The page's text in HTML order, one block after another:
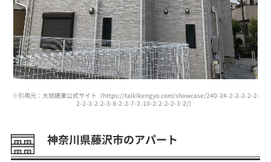
※引用元：大旭建業公式サイト（https://taikikengyo.com/showcase/240-24-2-2-2-2-2-
2-2-3-2-2-3-8-2-2-7-2-10-2-2-2-2-3-2/）
神奈川県藤沢市のアパート